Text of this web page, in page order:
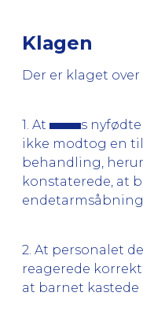
Klagen
Der er klaget
1. At
s nyfødte
ikke modtog en
behandling,
konstaterede, at
endetarmsåbning.
2. At personalet
reagerede
at barnet kastede